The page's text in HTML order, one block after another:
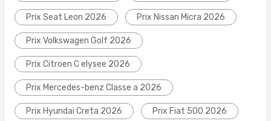
Prix Seat Leon 2026 Prix Nissan Micra 2026
Prix Volkswagen Golf 2026
Prix Citroen C elysee 2026
Prix Mercedes-benz Classe a 2026
Prix Hyundai Creta 2026 Prix Fiat 500 2026